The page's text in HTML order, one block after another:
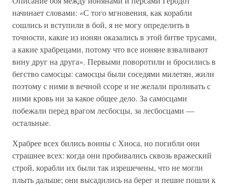
начинает словами: «С того мгновения, как корабли
сошлись и вступили в бой, я не могу определить в
точности, какие из ионян оказались в этой битве трусами,
а какие храбрецами, потому что все ионяне взваливают
вину друг на друга». Первыми поворотили и бросились в
бегство самосцы: самосцы были соседями милетян, жили
поэтому с ними в вечной ссоре и не желали проливать с
ними кровь ни за какое общее дело. За самосцами
побежали перед врагом лесбосцы, за лесбосцами —
остальные.
Храбрее всех бились воины с Хиоса, но погибли они
страшнее всех: когда они пробивались сквозь вражеский
строй, корабли их были так изрешечены, что не могли
плыть дальше; они высадились на берег и пешие пошли к